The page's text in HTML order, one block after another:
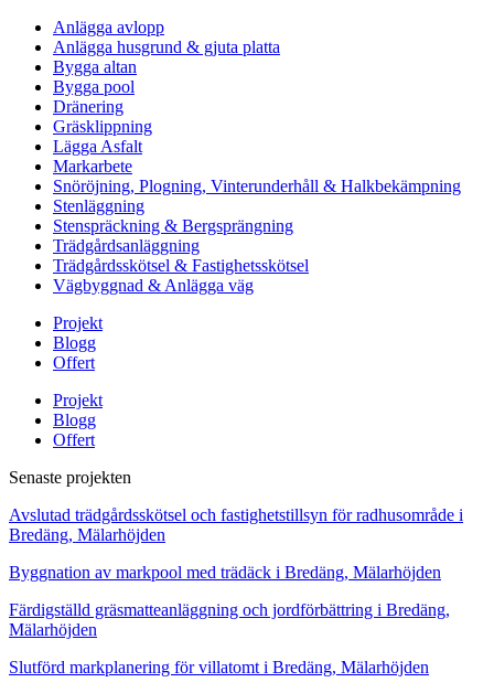
Anlägga avlopp
Anlägga husgrund & gjuta platta
Bygga altan
Bygga pool
Dränering
Gräsklippning
Lägga Asfalt
Markarbete
Snöröjning, Plogning, Vinterunderhåll & Halkbekämpning
Stenläggning
Stenspräckning & Bergsprängning
Trädgårdsanläggning
Trädgårdsskötsel & Fastighetsskötsel
Vägbyggnad & Anlägga väg
Projekt
Blogg
Offert
Projekt
Blogg
Offert
Senaste projekten
Avslutad trädgårdsskötsel och fastighetstillsyn för radhusområde i
Bredäng, Mälarhöjden
Byggnation av markpool med trädäck i Bredäng, Mälarhöjden
Färdigställd gräsmatteanläggning och jordförbättring i Bredäng,
Mälarhöjden
Slutförd markplanering för villatomt i Bredäng, Mälarhöjden